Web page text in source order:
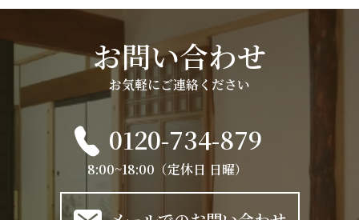
お問い合わせ
お気軽にご連絡ください
0120-734-879
8:00~18:00（定休日 日曜）